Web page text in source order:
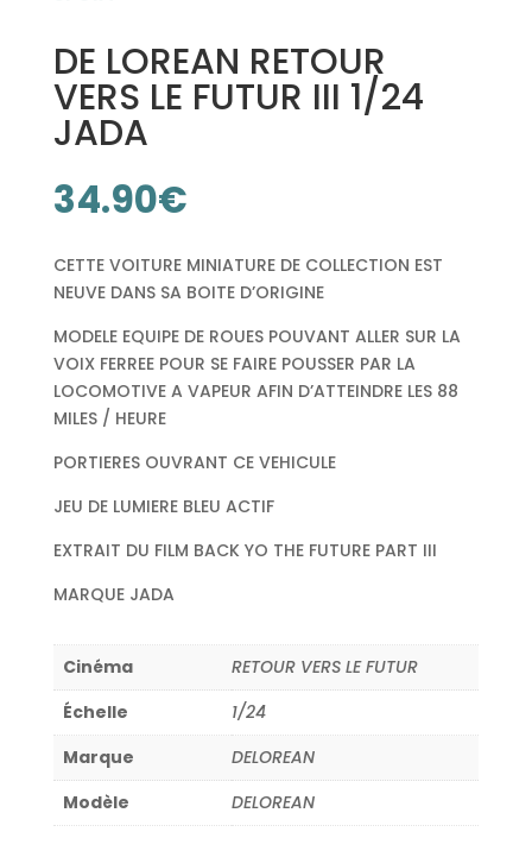
DE LOREAN RETOUR
VERS LE FUTUR III 1/24
JADA
34.90€
CETTE VOITURE MINIATURE DE COLLECTION EST
NEUVE DANS SA BOITE D’ORIGINE
MODELE EQUIPE DE ROUES POUVANT ALLER SUR LA
VOIX FERREE POUR SE FAIRE POUSSER PAR LA
LOCOMOTIVE A VAPEUR AFIN D’ATTEINDRE LES 88
MILES / HEURE
PORTIERES OUVRANT CE VEHICULE
JEU DE LUMIERE BLEU ACTIF
EXTRAIT DU FILM BACK YO THE FUTURE PART III
MARQUE JADA
Cinéma
RETOUR VERS LE FUTUR
Échelle
1/24
Marque
DELOREAN
Modèle
DELOREAN